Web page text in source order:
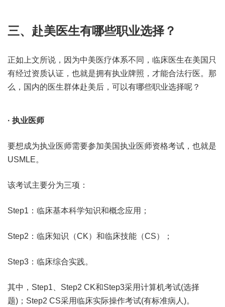
三、赴美医生有哪些职业选择？
正如上文所说，因为中美医疗体系不同，临床医生在美国只
有经过资质认证，也就是拥有执业牌照，才能合法行医。那
么，国内的医生群体赴美后，可以有哪些职业选择呢？
· 执业医师
要想成为执业医师需要参加美国执业医师资格考试，也就是
USMLE。
该考试主要分为三项：
Step1：临床基本科学知识和概念应用；
Step2：临床知识（CK）和临床技能（CS）；
Step3：临床综合实践。
其中，Step1、Step2 CK和Step3采用计算机考试(选择
题)；Step2 CS采用临床实际操作考试(有标准病人)。